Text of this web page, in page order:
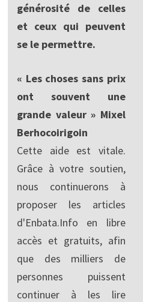
générosité de celles
et ceux qui peuvent
se le permettre.
« Les choses sans prix
ont souvent une
grande valeur » Mixel
Berhocoirigoin
Cette aide est vitale.
Grâce à votre soutien,
nous continuerons à
proposer les articles
d'Enbata.Info en libre
accès et gratuits, afin
que des milliers de
personnes puissent
continuer à les lire